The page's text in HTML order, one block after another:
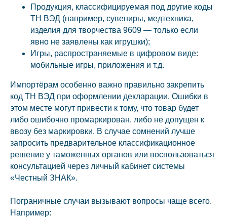
Продукция, классифицируемая под другие коды
ТН ВЭД (например, сувениры, медтехника,
изделия для творчества 9609 — только если
явно не заявлены как игрушки);
Игры, распространяемые в цифровом виде:
мобильные игры, приложения и т.д.
Импортёрам особенно важно правильно закрепить
код ТН ВЭД при оформлении декларации. Ошибки в
этом месте могут привести к тому, что товар будет
либо ошибочно промаркирован, либо не допущен к
ввозу без маркировки. В случае сомнений лучше
запросить предварительное классификационное
решение у таможенных органов или воспользоваться
консультацией через личный кабинет системы
«Честный ЗНАК».
Пограничные случаи вызывают вопросы чаще всего.
Например: